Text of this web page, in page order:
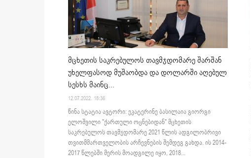
მცხეთის საკრებულოს თავმჯდომარე შარშან
უხელფასოდ მუშაობდა და დოლარში აღებულ
სესხს მაინც...
12.07.2022. 18:36
წინა სტატია ავტორი: ეკატერინე ბასილაია გიორგი
ელოშვილი "ქართული ოცნებიდან" მცხეთის
საკრებულოს თავმჯდომარე 2021 წლის ადგილობრივი
თვითმმართველობის არჩევნების შემდეგ გახდა. ის 2014-
2017 წლებში მერის მოადგილე იყო, 2018...